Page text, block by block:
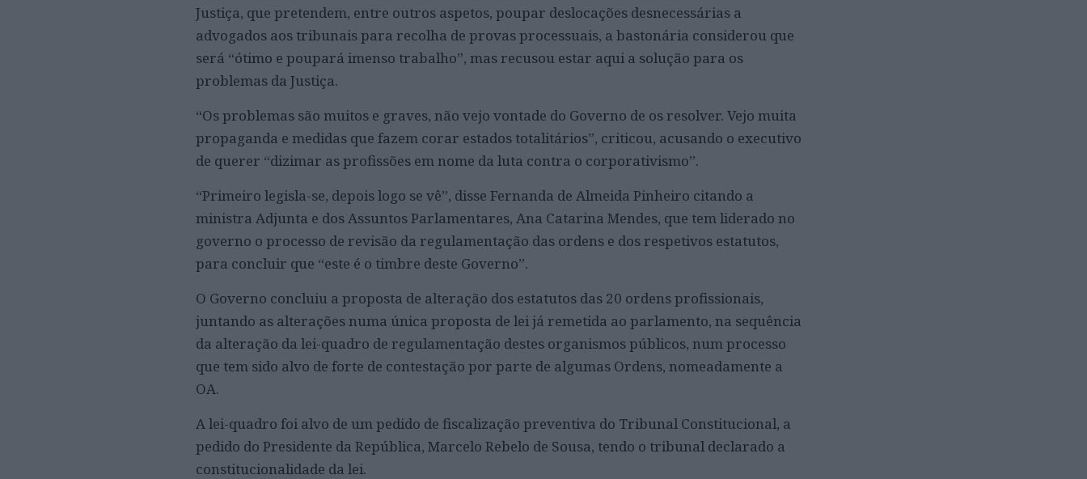
Justiça, que pretendem, entre outros aspetos, poupar deslocações desnecessárias a
advogados aos tribunais para recolha de provas processuais, a bastonária considerou que
será “ótimo e poupará imenso trabalho”, mas recusou estar aqui a solução para os
problemas da Justiça.
“Os problemas são muitos e graves, não vejo vontade do Governo de os resolver. Vejo muita
propaganda e medidas que fazem corar estados totalitários”, criticou, acusando o executivo
de querer “dizimar as profissões em nome da luta contra o corporativismo”.
“Primeiro legisla-se, depois logo se vê”, disse Fernanda de Almeida Pinheiro citando a
ministra Adjunta e dos Assuntos Parlamentares, Ana Catarina Mendes, que tem liderado no
governo o processo de revisão da regulamentação das ordens e dos respetivos estatutos,
para concluir que “este é o timbre deste Governo”.
O Governo concluiu a proposta de alteração dos estatutos das 20 ordens profissionais,
juntando as alterações numa única proposta de lei já remetida ao parlamento, na sequência
da alteração da lei-quadro de regulamentação destes organismos públicos, num processo
que tem sido alvo de forte de contestação por parte de algumas Ordens, nomeadamente a
OA.
A lei-quadro foi alvo de um pedido de fiscalização preventiva do Tribunal Constitucional, a
pedido do Presidente da República, Marcelo Rebelo de Sousa, tendo o tribunal declarado a
constitucionalidade da lei.